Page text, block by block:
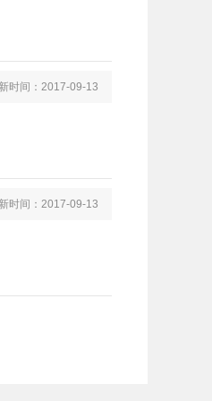
时间：2017-09-13
时间：2017-09-13